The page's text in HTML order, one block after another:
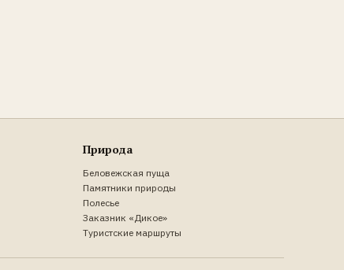
Природа
Беловежская пуща
Памятники природы
Полесье
Заказник «Дикое»
Туристские маршруты